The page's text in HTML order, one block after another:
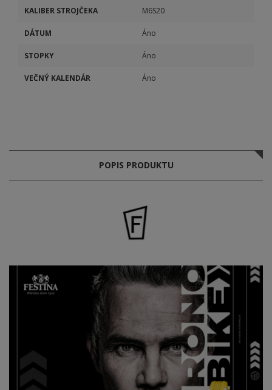
KALIBER STROJČEKA M6S20
DÁTUM Áno
STOPKY Áno
VEČNÝ KALENDÁR Áno
POPIS PRODUKTU